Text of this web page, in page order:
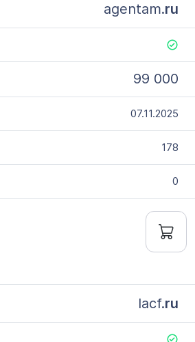
agentam.ru
99 000
07.11.2025
178
0
lacf.ru